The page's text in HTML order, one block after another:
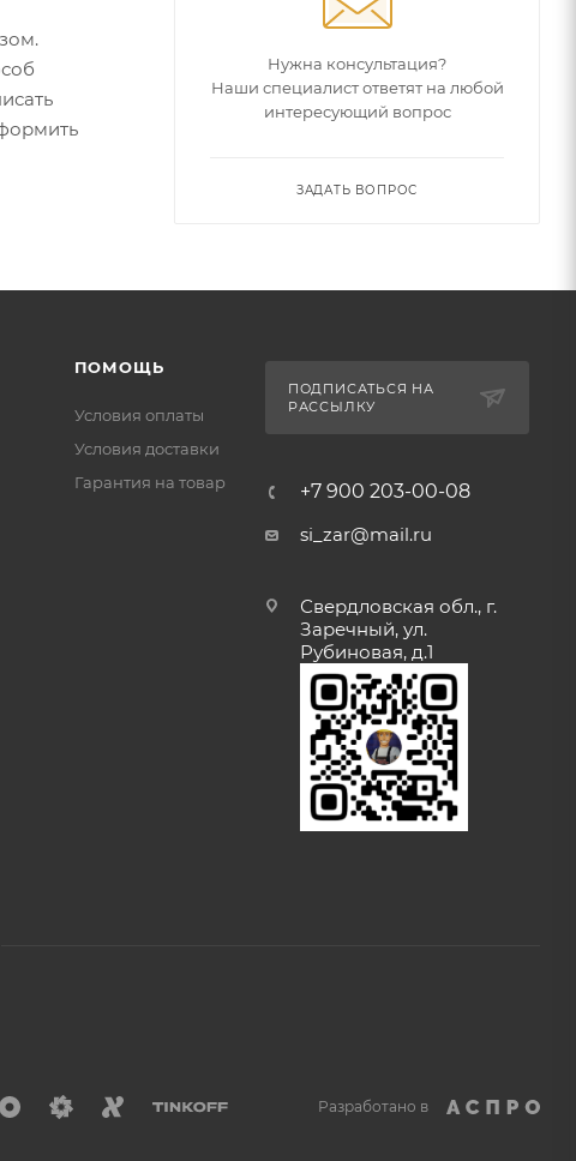
Нужна консультация?
Наши специалист ответят на любой
интересующий вопрос
ЗАДАТЬ ВОПРОС
ПОМОЩЬ
Условия оплаты
Условия доставки
Гарантия на товар
ПОДПИСАТЬСЯ НА
РАССЫЛКУ
+7 900 203-00-08
si_zar@mail.ru
Свердловская обл., г.
Заречный, ул.
Рубиновая, д.1
Разработано в